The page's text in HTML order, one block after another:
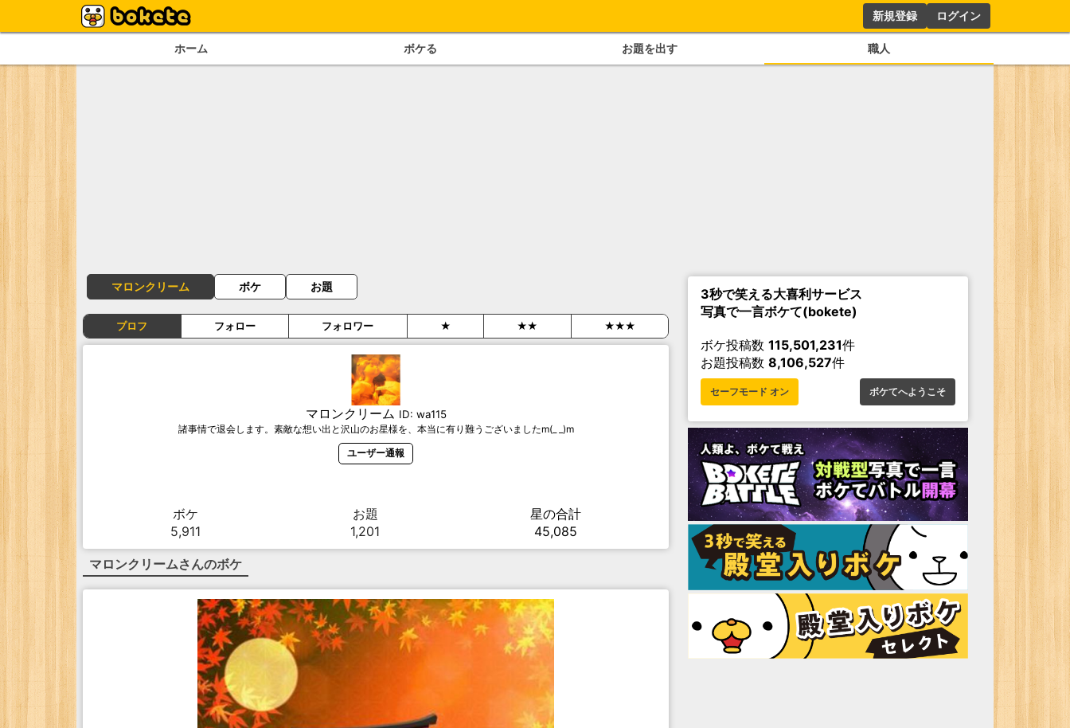
新規登録 ログイン
ホーム ボケる お題を出す 職人
マロンクリーム ボケ お題
プロフ フォロー フォロワー ★ ★★ ★★★
マロンクリーム ID: wa115
諸事情で退会します。素敵な想い出と沢山のお星様を、本当に有り難うございましたm(_ _)m
ユーザー通報
ボケ
5,911
お題
1,201
星の合計
45,085
マロンクリームさんのボケ
3秒で笑える大喜利サービス
写真で一言ボケて(bokete)
ボケ投稿数 115,501,231件
お題投稿数 8,106,527件
セーフモード オン ボケてへようこそ